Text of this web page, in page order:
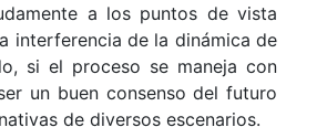
a los puntos de vista
interferencia de la dinámica de
si el proceso se maneja con
un buen consenso del futuro
de diversos escenarios.